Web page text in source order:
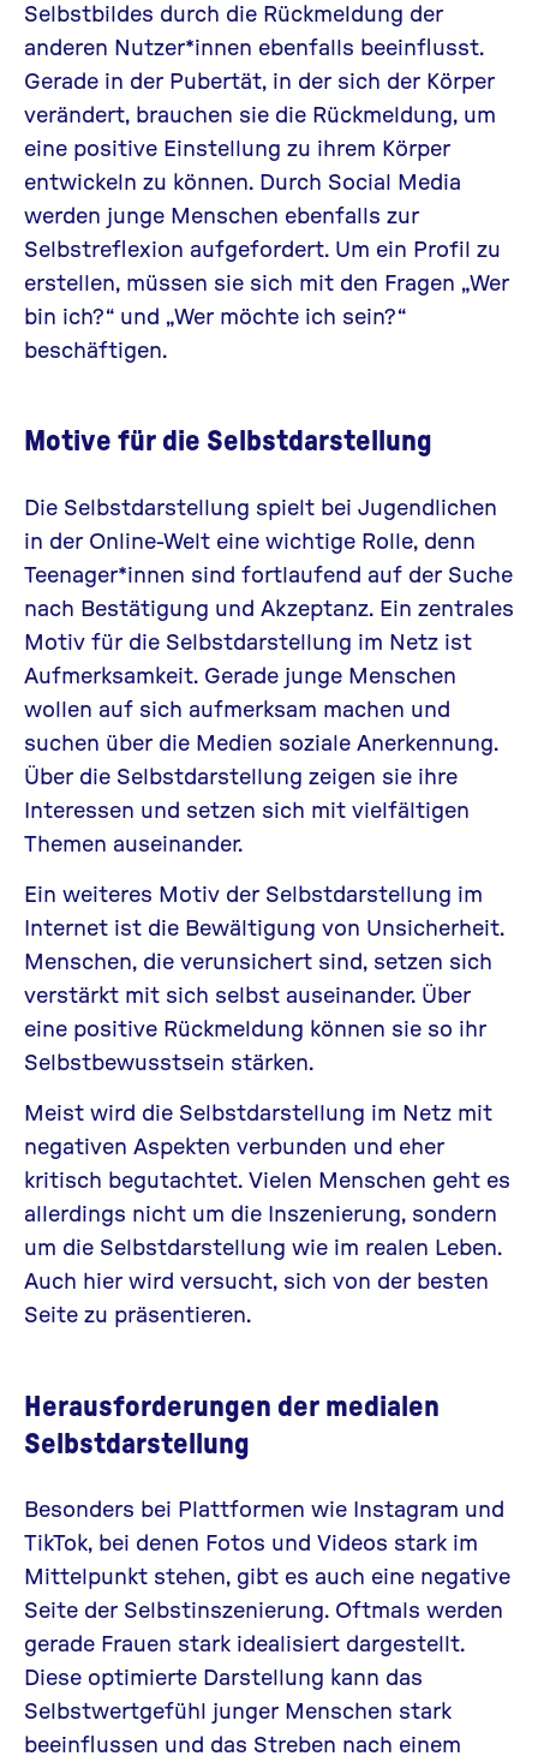
Selbstbildes durch die Rückmeldung der
anderen Nutzer*innen ebenfalls beeinflusst.
Gerade in der Pubertät, in der sich der Körper
verändert, brauchen sie die Rückmeldung, um
eine positive Einstellung zu ihrem Körper
entwickeln zu können. Durch Social Media
werden junge Menschen ebenfalls zur
Selbstreflexion aufgefordert. Um ein Profil zu
erstellen, müssen sie sich mit den Fragen „Wer
bin ich?“ und „Wer möchte ich sein?“
beschäftigen.
Motive für die Selbstdarstellung
Die Selbstdarstellung spielt bei Jugendlichen
in der Online-Welt eine wichtige Rolle, denn
Teenager*innen sind fortlaufend auf der Suche
nach Bestätigung und Akzeptanz. Ein zentrales
Motiv für die Selbstdarstellung im Netz ist
Aufmerksamkeit. Gerade junge Menschen
wollen auf sich aufmerksam machen und
suchen über die Medien soziale Anerkennung.
Über die Selbstdarstellung zeigen sie ihre
Interessen und setzen sich mit vielfältigen
Themen auseinander.
Ein weiteres Motiv der Selbstdarstellung im
Internet ist die Bewältigung von Unsicherheit.
Menschen, die verunsichert sind, setzen sich
verstärkt mit sich selbst auseinander. Über
eine positive Rückmeldung können sie so ihr
Selbstbewusstsein stärken.
Meist wird die Selbstdarstellung im Netz mit
negativen Aspekten verbunden und eher
kritisch begutachtet. Vielen Menschen geht es
allerdings nicht um die Inszenierung, sondern
um die Selbstdarstellung wie im realen Leben.
Auch hier wird versucht, sich von der besten
Seite zu präsentieren.
Herausforderungen der medialen
Selbstdarstellung
Besonders bei Plattformen wie Instagram und
TikTok, bei denen Fotos und Videos stark im
Mittelpunkt stehen, gibt es auch eine negative
Seite der Selbstinszenierung. Oftmals werden
gerade Frauen stark idealisiert dargestellt.
Diese optimierte Darstellung kann das
Selbstwertgefühl junger Menschen stark
beeinflussen und das Streben nach einem